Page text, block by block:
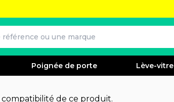
Poignée de porte Lève-vitre
de ce produit.